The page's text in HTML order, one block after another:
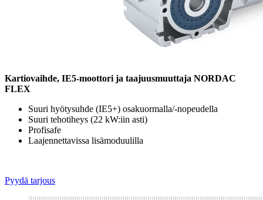
Kartiovaihde, IE5-moottori ja taajuusmuuttaja NORDAC
FLEX
Suuri hyötysuhde (IE5+) osakuormalla/-nopeudella
Suuri tehotiheys (22 kW:iin asti)
Profisafe
Laajennettavissa lisämoduulilla
Pyydä tarjous